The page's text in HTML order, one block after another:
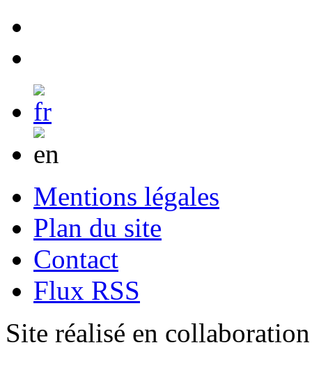
Mentions légales
Plan du site
Contact
Flux RSS
Site réalisé en